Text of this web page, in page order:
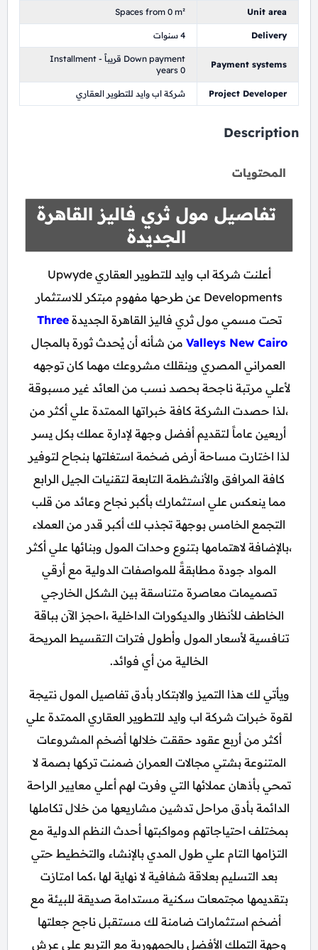
Unit area
Spaces from 0 m²
Delivery 4 سنوات
Payment systems
Down payment قريباً - Installment
years 0
Project Developer شركة اب وايد للتطوير العقاري
Description
المحتويات
تفاصيل مول ثري فاليز القاهرة
الجديدة
أعلنت شركة اب وايد للتطوير العقاري Upwyde
Developments عن طرحها مفهوم مبتكر للاستثمار
تحت مسمي مول ثري فاليز القاهرة الجديدةThree
Valleys New Cairo من شأنه أن يُحدث ثورة بالمجال
العمراني المصري وينقلك مشروعك مهما كان توجهه
لأعلي مرتبة ناجحة بحصد نسب من العائد غير مسبوقة
،لذا حصدت الشركة كافة خبراتها الممتدة علي أكثر من
أربعين عاماً لتقديم أفضل وجهة لإدارة عملك بكل يسر
لذا اختارت مساحة أرض ضخمة استغلتها بنجاح لتوفير
كافة المرافق والأنشظمة التابعة لتقنيات الجيل الرابع
مما ينعكس علي استثمارك بأكبر نجاح وعائد من قلب
التجمع الخامس بوجهة تجذب لك أكبر قدر من العملاء
،بالإضافة لاهتمامها بتنوع وحدات المول وبنائها علي أكثر
المواد جودة مطابقةً للمواصفات الدولية مع أرقي
تصميمات معاصرة متناسقة بين الشكل الخارجي
الخاطف للأنظار والديكورات الداخلية ،احجز الآن بباقة
تنافسية لأسعار المول وأطول فترات التقسيط المريحة
الخالية من أي فوائد.
ويأتي لك هذا التميز والابتكار بأدق تفاصيل المول نتيجة
لقوة خبرات شركة اب وايد للتطوير العقاري الممتدة علي
أكثر من أربع عقود حققت خلالها أضخم المشروعات
المتنوعة بشتي مجالات العمران ضمنت تركها بصمة لا
تمحي بأذهان عملائها التي وفرت لهم أعلي معايير الراحة
الدائمة بأدق مراحل تدشين مشاريعها من خلال تكاملها
بمختلف احتياجاتهم ومواكبتها أحدث النظم الدولية مع
التزامها التام علي طول المدي بالإنشاء والتخطيط حتي
بعد التسليم بعلاقة شفافية لا نهاية لها ،كما امتازت
بتقديمها مجتمعات سكنية مستدامة صديقة للبيئة مع
أضخم استثمارات ضامنة لك مستقبل ناجح جعلتها
وجهة التملك الأفضل بالجمهورية مع التربع علي عرش